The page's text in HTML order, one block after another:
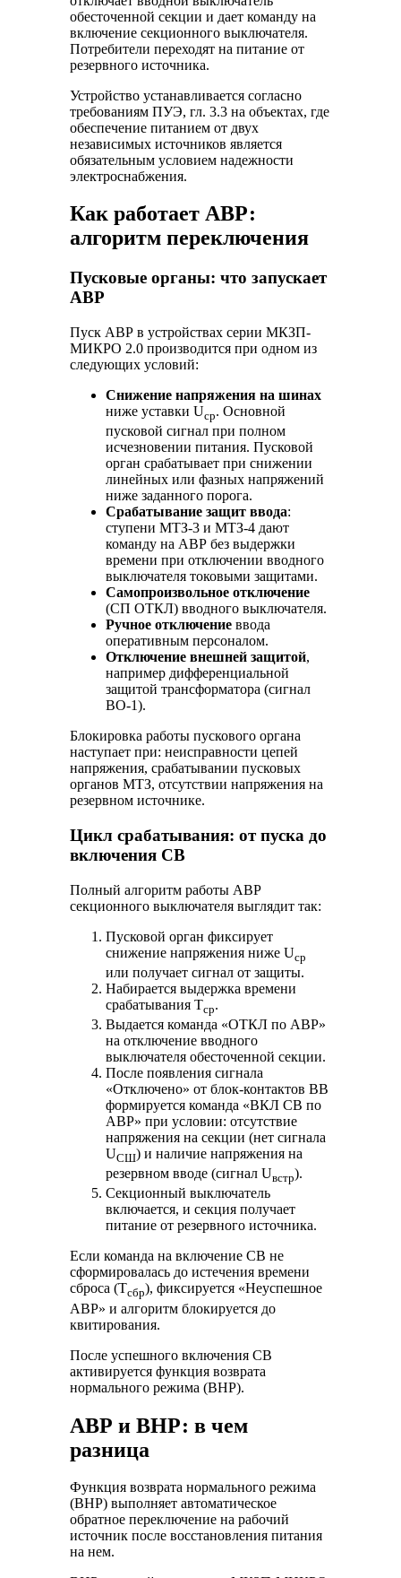
обесточенной секции и дает команду на
включение секционного выключателя.
Потребители переходят на питание от
резервного источника.
Устройство устанавливается согласно
требованиям ПУЭ, гл. 3.3 на объектах, где
обеспечение питанием от двух
независимых источников является
обязательным условием надежности
электроснабжения.
Как работает АВР:
алгоритм переключения
Пусковые органы: что запускает
АВР
Пуск АВР в устройствах серии МКЗП-
МИКРО 2.0 производится при одном из
следующих условий:
Снижение напряжения на шинах
ниже уставки Uср. Основной
пусковой сигнал при полном
исчезновении питания. Пусковой
орган срабатывает при снижении
линейных или фазных напряжений
ниже заданного порога.
Срабатывание защит ввода:
ступени МТЗ-3 и МТЗ-4 дают
команду на АВР без выдержки
времени при отключении вводного
выключателя токовыми защитами.
Самопроизвольное отключение
(СП ОТКЛ) вводного выключателя.
Ручное отключение ввода
оперативным персоналом.
Отключение внешней защитой,
например дифференциальной
защитой трансформатора (сигнал
ВО-1).
Блокировка работы пускового органа
наступает при: неисправности цепей
напряжения, срабатывании пусковых
органов МТЗ, отсутствии напряжения на
резервном источнике.
Цикл срабатывания: от пуска до
включения СВ
Полный алгоритм работы АВР
секционного выключателя выглядит так:
Пусковой орган фиксирует
снижение напряжения ниже Uср
или получает сигнал от защиты.
Набирается выдержка времени
срабатывания Tср.
Выдается команда «ОТКЛ по АВР»
на отключение вводного
выключателя обесточенной секции.
После появления сигнала
«Отключено» от блок-контактов ВВ
формируется команда «ВКЛ СВ по
АВР» при условии: отсутствие
напряжения на секции (нет сигнала
UСШ) и наличие напряжения на
резервном вводе (сигнал Uвстр).
Секционный выключатель
включается, и секция получает
питание от резервного источника.
Если команда на включение СВ не
сформировалась до истечения времени
сброса (Tсбр), фиксируется «Неуспешное
АВР» и алгоритм блокируется до
квитирования.
После успешного включения СВ
активируется функция возврата
нормального режима (ВНР).
АВР и ВНР: в чем
разница
Функция возврата нормального режима
(ВНР) выполняет автоматическое
обратное переключение на рабочий
источник после восстановления питания
на нем.